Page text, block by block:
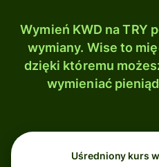
Wymień KWD na TRY
wymiany. Wise to
dzięki któremu
wymieniać
Uśredniony kurs